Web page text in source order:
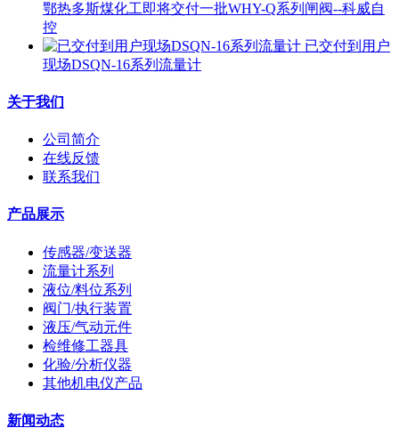
鄂热多斯煤化工即将交付一批WHY-Q系列闸阀--科威自
控
已交付到用户
现场DSQN-16系列流量计
关于我们
公司简介
在线反馈
联系我们
产品展示
传感器/变送器
流量计系列
液位/料位系列
阀门/执行装置
液压/气动元件
检维修工器具
化验/分析仪器
其他机电仪产品
新闻动态